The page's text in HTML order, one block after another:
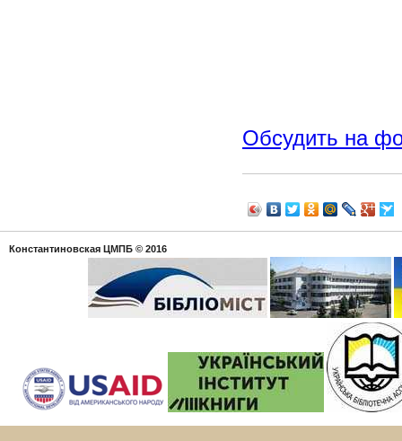
Обсудить на
Константиновская ЦМПБ © 2016